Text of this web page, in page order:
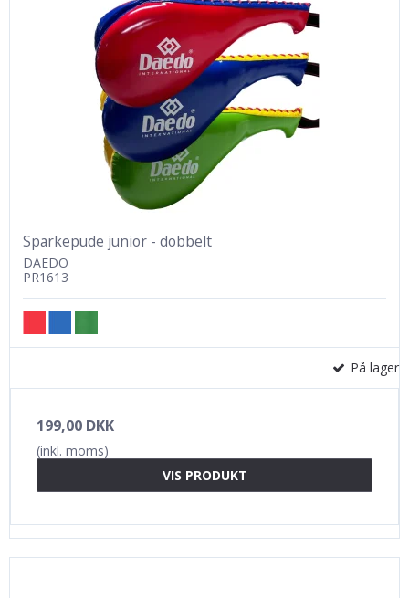
Sparkepude junior - dobbelt
DAEDO
PR1613
På lager
199,00 DKK
(inkl. moms)
VIS PRODUKT